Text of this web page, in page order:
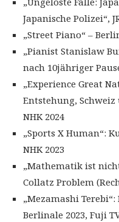
Japanische Polizei“,
„Street Piano“ –
„Pianist Stanislaw
nach 10jähriger
„Experience Great
Entstehung, Schweiz
NHK 2024
„Sports X Human“:
NHK 2023
„Mathematik ist
Collatz Problem
„Mezamashi
Berlinale 2023, Fuji